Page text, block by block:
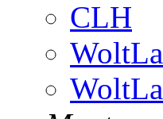
CLH